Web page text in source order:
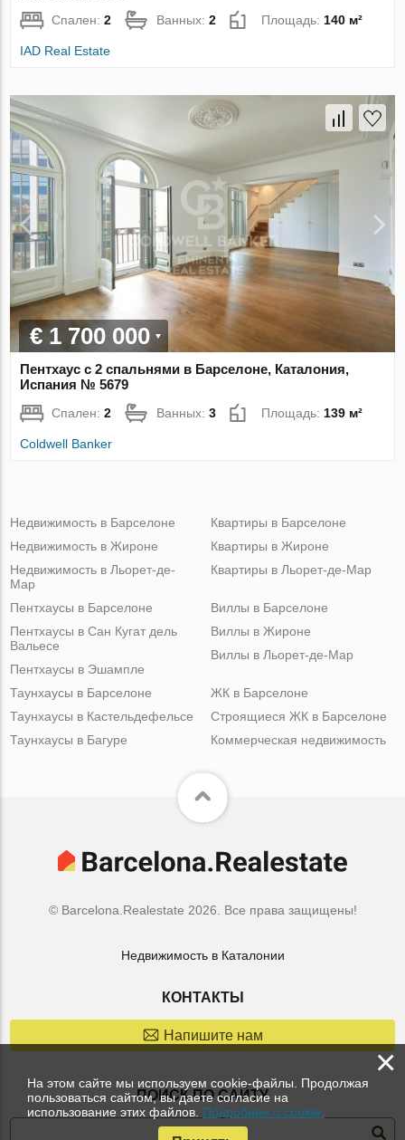
Спален:2 Ванных:2 Площадь: 140 м²
IAD Real Estate
€ 1 700 000
Пентхаус с 2 спальнями в Барселоне, Каталония,
Испания № 5679
Спален:2 Ванных:3 Площадь: 139 м²
Coldwell Banker
Недвижимость в Барселоне
Недвижимость в Жироне
Недвижимость в Льорет-де-
Мар
Квартиры в Барселоне
Квартиры в Жироне
Квартиры в Льорет-де-Мар
Пентхаусы в Барселоне
Пентхаусы в Сан Кугат дель
Вальесе
Пентхаусы в Эшампле
Виллы в Барселоне
Виллы в Жироне
Виллы в Льорет-де-Мар
Таунхаусы в Барселоне
Таунхаусы в Кастельдефельсе
Таунхаусы в Багуре
ЖК в Барселоне
Строящиеся ЖК в Барселоне
Коммерческая недвижимость
© Barcelona.Realestate 2026. Все права защищены!
Недвижимость в Каталонии
КОНТАКТЫ
Напишите нам
ПОИСК ПО САЙТУ
×
На этом сайте мы используем cookie-файлы. Продолжая
пользоваться сайтом, вы даете согласие на
использование этих файлов. Подробнее о cookie.